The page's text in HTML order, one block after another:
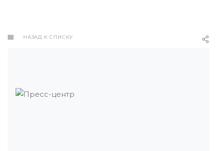
НАЗАД К СПИСКУ